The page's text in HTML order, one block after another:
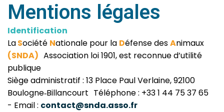
Mentions légales
Identification
LaSociété Nationale pour la Défense desAnimaux
(SNDA) Association loi 1901, est reconnue d’utilité
publique
Siège administratif : 13 Place Paul Verlaine, 92100
Boulogne‑Billancourt Téléphone : +33 1 44 75 37 65
- Email : contact@snda.asso.fr